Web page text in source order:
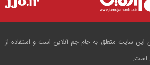
این سایت متعلق به جام جم آنلاین است و استفاده از
است.